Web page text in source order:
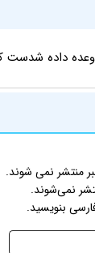
داده شدست
منتشر نمی شوند.
نمی‌شوند.
بنویسید.